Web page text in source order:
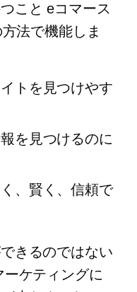
つことeコマース
法で機能しま
トを見つけやす
を見つけるのに
、賢く、信頼で
きるのではない
ケティングに